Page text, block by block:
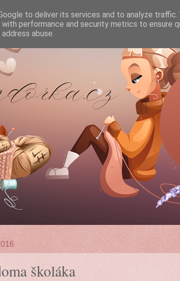
školáka
to deliver its services and to analyze traffic.
with performance and security metrics to ensure
abuse.